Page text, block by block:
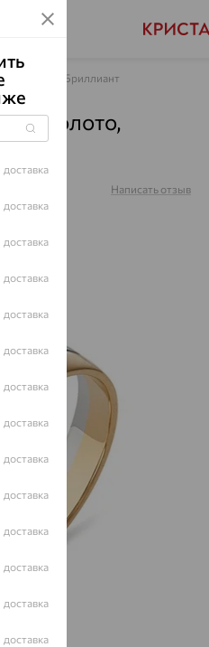
кольца Бриллиант
золото,
100
Написать отзыв
доставка
доставка
доставка
доставка
доставка
доставка
доставка
доставка
доставка
доставка
доставка
доставка
доставка
доставка